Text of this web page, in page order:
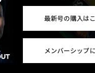
最新号の購入は
メンバーシップ